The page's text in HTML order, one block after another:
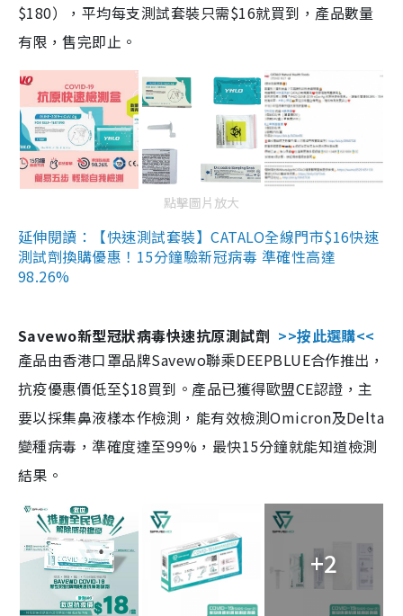
$180），平均每支測試套裝只需$16就買到，產品數量
有限，售完即止。
點擊圖片放大
延伸閱讀：【快速測試套裝】CATALO全線門市$16快速
測試劑換購優惠！15分鐘驗新冠病毒 準確性高達
98.26%
Savewo新型冠狀病毒快速抗原測試劑 >>按此選購<<
產品由香港口罩品牌Savewo聯乘DEEPBLUE合作推出，
抗疫優惠價低至$18買到。產品已獲得歐盟CE認證，主
要以採集鼻液樣本作檢測，能有效檢測Omicron及Delta
變種病毒，準確度達至99%，最快15分鐘就能知道檢測
結果。
+2